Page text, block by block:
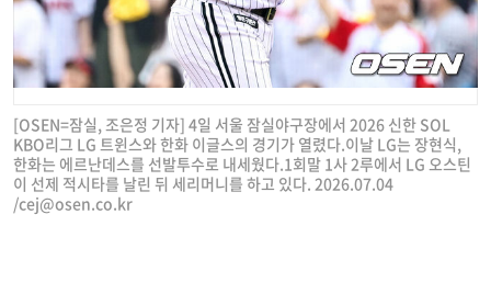
[OSEN=잠실, 조은정 기자] 4일 서울 잠실야구장에서 2026 신한 SOL
KBO리그 LG 트윈스와 한화 이글스의 경기가 열렸다.이날 LG는 장현식,
한화는 에르난데스를 선발투수로 내세웠다.1회말 1사 2루에서 LG 오스틴
이 선제 적시타를 날린 뒤 세리머니를 하고 있다. 2026.07.04
/cej@osen.co.kr